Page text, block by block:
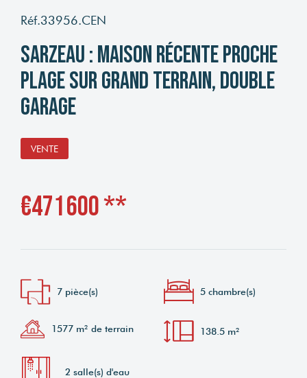
Réf.33956.CEN
Sarzeau : maison récente proche
plage sur grand terrain, double
garage
VENTE
€471 600**
7 pièce(s) 5 chambre(s)
1577 m² de terrain 138.5 m²
2 salle(s) d'eau